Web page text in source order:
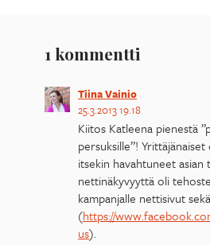
1 kommentti
Tiina Vainio
25.3.2013 19.18
Kiitos Katleena pienestä
persuksille”!
itsekin havahtuneet asian
nettinäkyvyyttä oli
kampanjalle nettisivut
(https://
us).